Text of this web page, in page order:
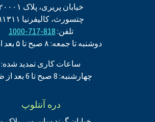
خیابان پریری، پلاک ۲۰۰۰۱
چتسورث، کالیفرنیا ۹۱۳۱۱
تلفن:818-717-1000
دوشنبه تا جمعه: ۸ صبح تا ۵ بعد از ظهر
ساعات کاری تمدید شده:
چهارشنبه: 8 صبح تا 6 بعد از ظهر
دره آنتلوپ